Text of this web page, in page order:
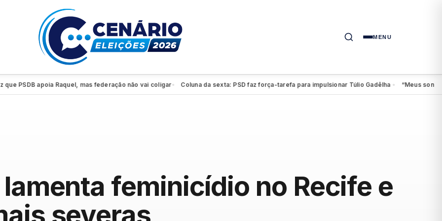
MENU
apoia Raquel, mas federação não vai coligar● Coluna da sexta: PSD faz força-tarefa para impulsionar Túlio Gadêlha● “Meus sonhos
feminicídio no Recife e